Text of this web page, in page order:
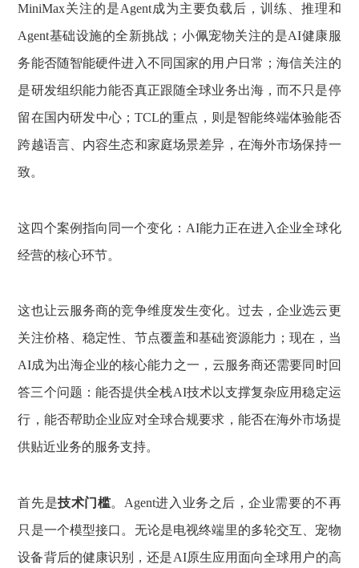
MiniMax关注的是Agent成为主要负载后，训练、推理和
Agent基础设施的全新挑战；小佩宠物关注的是AI健康服
务能否随智能硬件进入不同国家的用户日常；海信关注的
是研发组织能力能否真正跟随全球业务出海，而不只是停
留在国内研发中心；TCL的重点，则是智能终端体验能否
跨越语言、内容生态和家庭场景差异，在海外市场保持一
致。
这四个案例指向同一个变化：AI能力正在进入企业全球化
经营的核心环节。
这也让云服务商的竞争维度发生变化。过去，企业选云更
关注价格、稳定性、节点覆盖和基础资源能力；现在，当
AI成为出海企业的核心能力之一，云服务商还需要同时回
答三个问题：能否提供全栈AI技术以支撑复杂应用稳定运
行，能否帮助企业应对全球合规要求，能否在海外市场提
供贴近业务的服务支持。
首先是技术门槛。Agent进入业务之后，企业需要的不再
只是一个模型接口。无论是电视终端里的多轮交互、宠物
设备背后的健康识别，还是AI原生应用面向全球用户的高